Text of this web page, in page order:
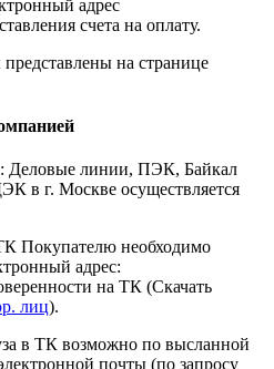
адрес
счета на оплату.
на странице
Деловые линии, ПЭК, Байкал
в г. Москве осуществляется
Покупателю необходимо
адрес:
на ТК (Скачать
лиц).
в ТК возможно по высланной
почты (по запросу